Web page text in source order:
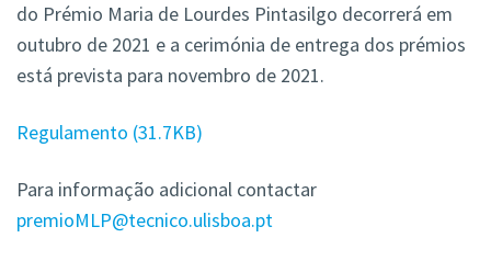
do Prémio Maria de Lourdes Pintasilgo decorrerá em
outubro de 2021 e a cerimónia de entrega dos prémios
está prevista para novembro de 2021.
Regulamento 31.7KB
Para informação adicional contactar
premioMLP@tecnico.ulisboa.pt